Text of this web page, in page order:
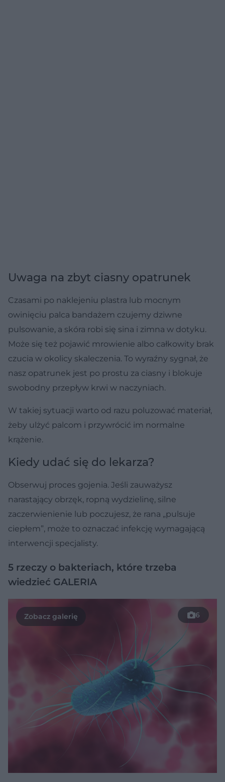
Uwaga na zbyt ciasny opatrunek
Czasami po naklejeniu plastra lub mocnym
owinięciu palca bandażem czujemy dziwne
pulsowanie, a skóra robi się sina i zimna w dotyku.
Może się też pojawić mrowienie albo całkowity brak
czucia w okolicy skaleczenia. To wyraźny sygnał, że
nasz opatrunek jest po prostu za ciasny i blokuje
swobodny przepływ krwi w naczyniach.
W takiej sytuacji warto od razu poluzować materiał,
żeby ulżyć palcom i przywrócić im normalne
krążenie.
Kiedy udać się do lekarza?
Obserwuj proces gojenia. Jeśli zauważysz
narastający obrzęk, ropną wydzielinę, silne
zaczerwienienie lub poczujesz, że rana „pulsuje
ciepłem”, może to oznaczać infekcję wymagającą
interwencji specjalisty.
5 rzeczy o bakteriach, które trzeba
wiedzieć GALERIA
6